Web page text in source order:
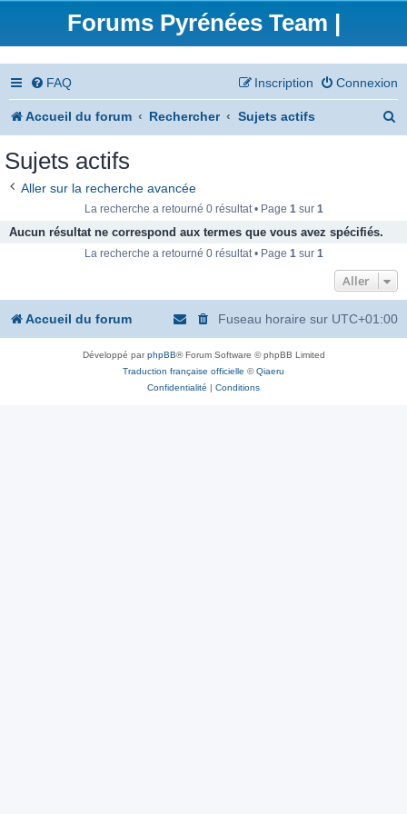
Forums Pyrénées Team |
FAQ Connexion
Inscription
Accueil du forum Rechercher Sujets actifs
e
Sujets actifs
Aller sur la recherche avancée
La recherche a retourné 0 résultat • Page 1sur 1
Aucun résultat ne correspond aux termes que vous avez spécifiés.
La recherche a retourné 0 résultat • Page 1sur 1
Aller
Accueil du forum Fuseau horaire sur UTC+01:00
Développé parphpBB® Forum Software © phpBB Limited
Traduction française officielle ©Qiaeru
Confidentialité | Conditions